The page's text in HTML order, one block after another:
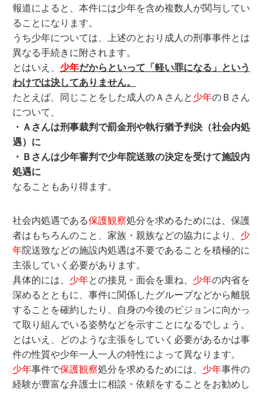
報道によると、本件には少年を含め複数人が関与してい
ることになります。
うち少年については、上述のとおり成人の刑事事件とは
異なる手続きに附されます。
とはいえ、少年だからといって「軽い罪になる」という
わけでは決してありません。
たとえば、同じことをした成人のＡさんと少年のＢさん
について、
・Ａさんは刑事裁判で罰金刑や執行猶予判決（社会内処
遇）に
・Ｂさんは少年審判で少年院送致の決定を受けて施設内
処遇に
なることもあり得ます。
社会内処遇である保護観察処分を求めるためには、保護
者はもちろんのこと、家族・親族などの協力により、 少
年院送致などの施設内処遇は不要であることを積極的に
主張していく必要があります。
具体的には、 少年との接見・面会を重ね、 少年の内省を
深めるとともに、事件に関係したグループなどから離脱
することを確約したり、自身の今後のビジョンに向かっ
て取り組んでいる姿勢などを示すことになるでしょう。
とはいえ、どのような主張をしていく必要があるかは事
件の性質や少年一人一人の特性によって異なります。
少年事件で保護観察処分を求めるためには、 少年事件の
経験が豊富な弁護士に相談・依頼をすることをお勧めし